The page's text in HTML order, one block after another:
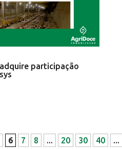
participação
6 7 8 ... 20 30 40
...